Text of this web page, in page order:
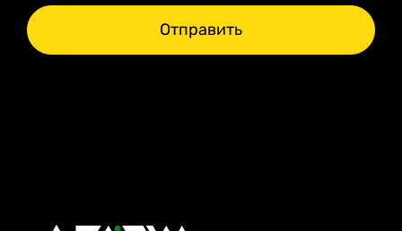
Отправить